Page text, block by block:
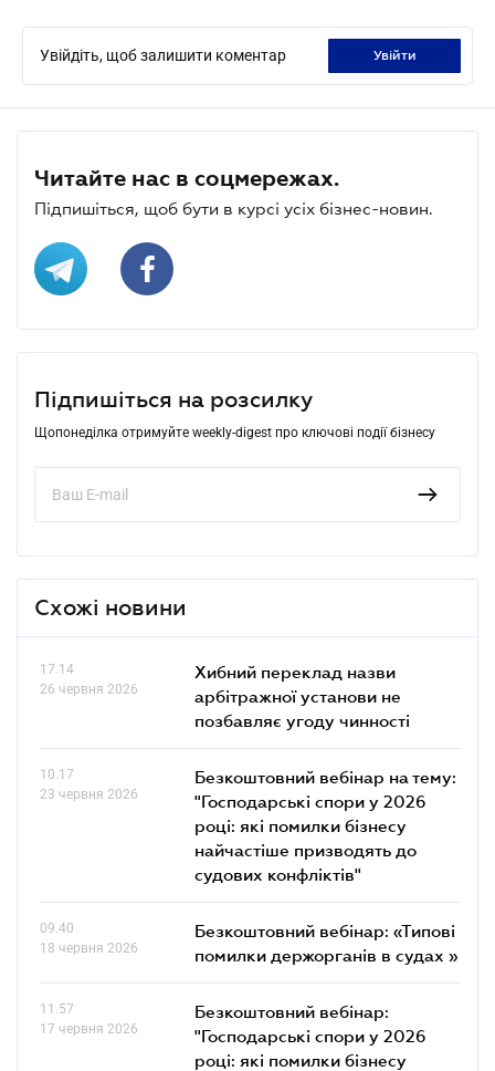
Увійдіть, щоб залишити коментар увійти
Читайте нас в соцмережах.
Підпишіться, щоб бути в курсі усіх бізнес-новин.
Підпишіться на розсилку
Щопонеділка отримуйте weekly-digest про ключові події бізнесу
Схожі новини
17.14
26 червня 2026
Хибний переклад назви
арбітражної установи не
позбавляє угоду чинності
10.17
23 червня 2026
Безкоштовний вебінар на тему:
"Господарські спори у 2026
році: які помилки бізнесу
найчастіше призводять до
судових конфліктів"
09.40
18 червня 2026
Безкоштовний вебінар: «Типові
помилки держорганів в судах »
11.57
17 червня 2026
Безкоштовний вебінар:
"Господарські спори у 2026
році: які помилки бізнесу